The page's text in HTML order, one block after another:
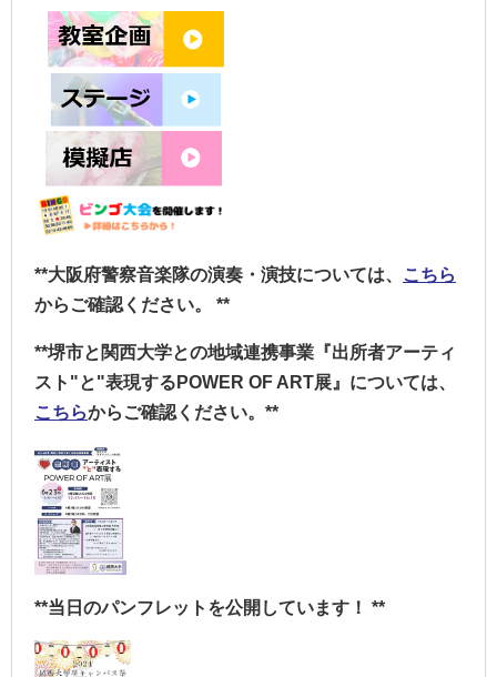
**大阪府警察音楽隊の演奏・演技については、
こちら
からご確認ください。
**
**堺市と 関西大学との地域連携事業『出所者アーティ
スト"と"表現するPOWER OF ART展』については、
こちらからご確認ください。**
**当日のパンフレットを公開しています！ **